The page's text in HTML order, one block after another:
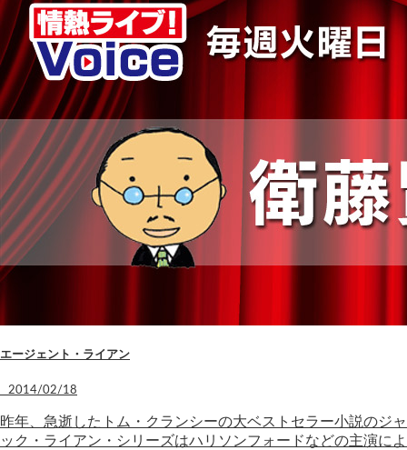
エージェント・ライアン
2014/02/18
昨年、急逝したトム・クランシーの大ベストセラー小説のジャ
ック・ライアン・シリーズはハリソンフォードなどの主演によ